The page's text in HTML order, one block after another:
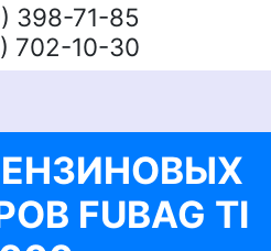
398-71-85
702-10-30
FUBAG TI